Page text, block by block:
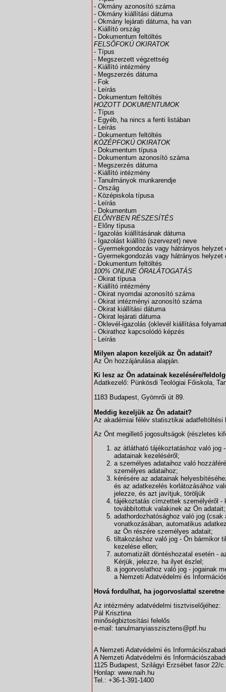
- Okmány azonosító száma
- Okmány kiállítási dátuma
- Okmány lejárati dátuma, ha van
- Kiállító ország
- Dokumentum feltöltés
FELSŐFOKÚ OKIRATOK
- Típus
- Megszerzett végzettség
- Kiállító intézmény
- Megszerzés dátuma
- Fok
- Leírás
- Dokumentum feltöltés
HOZOTT DOKUMENTUMOK
- Típus
- Egyéb, ha nincs a fenti listában
- Leírás
- Dokumentum feltöltés
KÖZÉPFOKÚ OKIRATOK
- Dokumentum típusa
- Dokumentum azonosító száma
- Megszerzés dátuma
- Kiállító intézmény
- Tanulmányok munkarendje
- Ország
- Középiskola típusa
- Leírás
- Dokumentum
ELŐNYBEN RÉSZESÍTÉS
- Előny típusa
- Igazolás kiállításának dátuma
- Igazolást kiállító (szervezet) neve
- Gyermekgondozás vagy hátrányos helyzet
- Gyermekgondozás vagy hátrányos helyzet
- Dokumentum feltöltés
100% ONLINE ÓRALÁTOGATÁS
- Okirat típusa
- Kiállító intézmény
- Okirat nyomdai azonosító száma
- Okirat intézményi azonosító száma
- Okirat kiállítási dátuma
- Okirat lejárati dátuma
- Oklevél-igazolás (oklevél kiállítása
- Okirathoz kapcsolódó képzés
- Leírás
Milyen alapon kezeljük az Ön adatait?
Az Ön hozzájárulása alapján.
Ki lesz az Ön adatainak kezelésére/
Adatkezelő: Pünkösdi Teológiai Főiskola,
1183 Budapest, Gyömrői út 89.
Meddig kezeljük az Ön adatait?
Az akadémiai félév statisztikai adatfeltöltési
Az Önt megillető jogosultságok (részletes
az átlátható tájékoztatáshoz való jog
adatainak kezeléséről;
a személyes adataihoz való
személyes adataihoz;
kérésére az adatainak
és az adatkezelés korlátozásához
jelezze, és azt javítjuk, töröljük
tájékoztatás címzettek személyéről -
továbbítottuk valakinek az Ön adatait;
adathordozhatósághoz való jog
vonatkozásában, automatikus
az Ön részére személyes adatait;
tiltakozáshoz való jog - Ön bármikor
kezelése ellen;
automatizált döntéshozatal esetén -
Kérjük, jelezze, ha ilyet észlel;
a jogorvoslathoz való jog - jogainak
a Nemzeti Adatvédelmi és
Hová fordulhat, ha jogorvoslattal
Az intézmény adatvédelmi tisztviselőjéhez:
Pál Krisztina
minőségbiztosítási felelős
e-mail: tanulmanyiasszisztens@ptf.hu
A Nemzeti Adatvédelmi és
A Nemzeti Adatvédelmi és
1125 Budapest, Szilágyi Erzsébet fasor 22/c.
Honlap: www.naih.hu
Tel.: +36-1-391-1400